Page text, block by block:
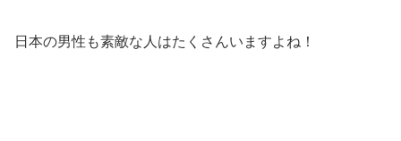
日本の男性も素敵な人はたくさんいますよね！